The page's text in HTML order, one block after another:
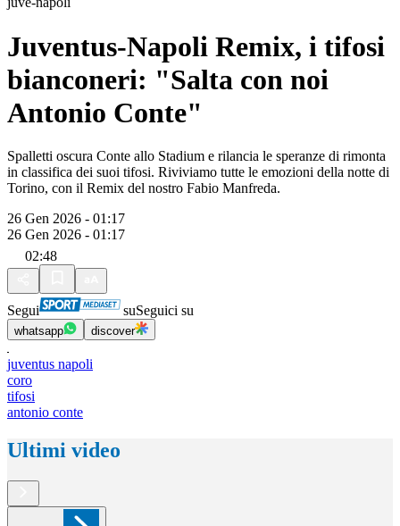
Juventus-Napoli Remix, i tifosi
bianconeri: "Salta con noi
Antonio Conte"
Spalletti oscura Conte allo Stadium e rilancia le speranze di rimonta
in classifica dei suoi tifosi. Riviviamo tutte le emozioni della notte di
Torino, con il Remix del nostro Fabio Manfreda.
26 Gen 2026 - 01:17
26 Gen 2026 - 01:17
02:48
Segui suSeguici su
whatsapp discover
juventus napoli
coro
tifosi
antonio conte
Ultimi video